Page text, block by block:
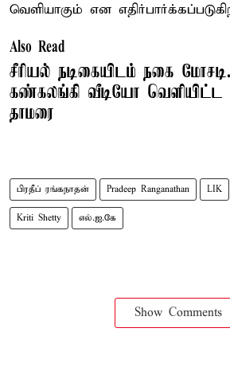
வெளியாகும் என
Also Read
சீரியல் நடிகையிடம் நகை
கண்கலங்கி வீடியோ வெளியிட்ட
தாமரை
பிரதீப் ரங்கநாதன் Pradeep Ranganathan LIK
Kriti Shetty எல்.ஐ.கே
Show Comments